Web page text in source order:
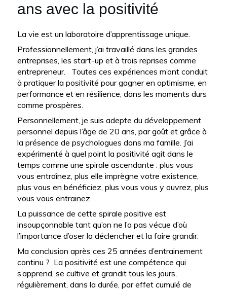
ans avec la positivité
La vie est un laboratoire d’apprentissage unique.
Professionnellement, j’ai travaillé dans les grandes
entreprises, les start-up et à trois reprises comme
entrepreneur. Toutes ces expériences m’ont conduit
à pratiquer la positivité pour gagner en optimisme, en
performance et en résilience, dans les moments durs
comme prospères.
Personnellement, je suis adepte du développement
personnel depuis l’âge de 20 ans, par goût et grâce à
la présence de psychologues dans ma famille. J’ai
expérimenté à quel point la positivité agit dans le
temps comme une spirale ascendante : plus vous
vous entraînez, plus elle imprègne votre existence,
plus vous en bénéficiez, plus vous vous y ouvrez, plus
vous vous entrainez…
La puissance de cette spirale positive est
insoupçonnable tant qu’on ne l’a pas vécue d’où
l’importance d’oser la déclencher et la faire grandir.
Ma conclusion après ces 25 années d’entrainement
continu ? La positivité est une compétence qui
s’apprend, se cultive et grandit tous les jours,
régulièrement, dans la durée, par effet cumulé de